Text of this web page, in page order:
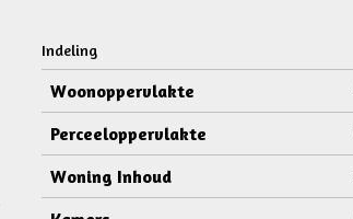
Indeling
Woonoppervlakte
Perceeloppervlakte
Woning Inhoud